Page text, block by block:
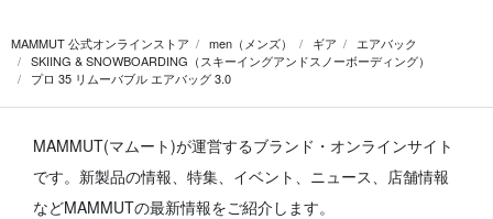
MAMMUT 公式オンラインストア men（メンズ） ギア
エアバック
SKIING & SNOWBOARDING（スキーイングアンドスノーボーディング）
プロ 35 リムーバブル エアバッグ 3.0
MAMMUT(マムート)が運営するブランド・オンラインサイト
です。 新製品の情報、特集、イベント、ニュース、店舗情報
などMAMMUTの最新情報をご紹介します。